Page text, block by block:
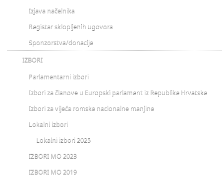
Izjava načelnika
Registar sklopljenih ugovora
Sponzorstva/donacije
IZBORI
Parlamentarni izbori
Izbori za članove u Europski parlament iz Republike Hrvatske
Izbori za vijeća romske nacionalne manjine
Lokalni izbori
Lokalni izbori 2025
IZBORI MO 2023
IZBORI MO 2019